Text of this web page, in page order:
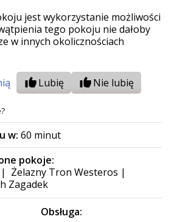
jest wykorzystanie możliwości
tego pokoju nie dałoby
w innych okolicznościach
Lubię Nie lubię
w: 60 minut
pokoje:
| Żelazny Tron Westeros |
Zagadek
Obsługa: